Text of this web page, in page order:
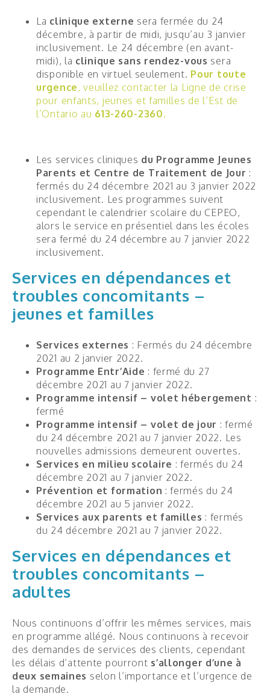
Sondage
FAQ
Enfant
Jeune adulte
Adulte
Parent et famille
Partenaire
Service d’accueil
Santé mentale
Centre de traitement de jour (4-12 ans)
0-18 ans
DAPLV
Santé mentale de la petite enfance
18 ans et +
La Boussole
Dépendances et
troubles
concomitants
Programme Intensif avec Hébergement
Prévention en milieu scolaire
Programme de jour
Services communautaires
Programme Entr’Aide
Rétablissement SMART
Centres éducatifs
La clinique externe sera fermée du 24
décembre, à partir de midi, jusqu’au 3 janvier
inclusivement. Le 24 décembre (en avant-
midi), la clinique sans rendez-vous sera
disponible en virtuel seulement. Pour toute
urgence , veuillez contacter la Ligne de crise
pour enfants, jeunes et familles de l’Est de
l’Ontario au 613-260-2360.
Les services cliniques du Programme Jeunes
Parents et Centre de Traitement de Jour :
fermés du 24 décembre 2021 au 3 janvier 2022
inclusivement. Les programmes suivent
cependant le calendrier scolaire du CEPEO,
alors le service en présentiel dans les écoles
sera fermé du 24 décembre au 7 janvier 2022
inclusivement.
Services en dépendances et
troubles concomitants –
jeunes et familles
Services externes : Fermés du 24 décembre
2021 au 2 janvier 2022.
Programme Entr’Aide : fermé du 27
décembre 2021 au 7 janvier 2022.
Programme intensif – volet hébergement :
fermé
Programme intensif – volet de jour : fermé
du 24 décembre 2021 au 7 janvier 2022. Les
nouvelles admissions demeurent ouvertes.
Services en milieu scolaire : fermés du 24
décembre 2021 au 7 janvier 2022.
Prévention et formation : fermés du 24
décembre 2021 au 5 janvier 2022.
Services aux parents et familles : fermés
du 24 décembre 2021 au 7 janvier 2022.
Services en dépendances et
troubles concomitants –
adultes
Nous continuons d’offrir les mêmes services, mais
en programme allégé. Nous continuons à recevoir
des demandes de services des clients, cependant
les délais d’attente pourront s’allonger d’une à
deux semaines selon l’importance et l’urgence de
la demande.